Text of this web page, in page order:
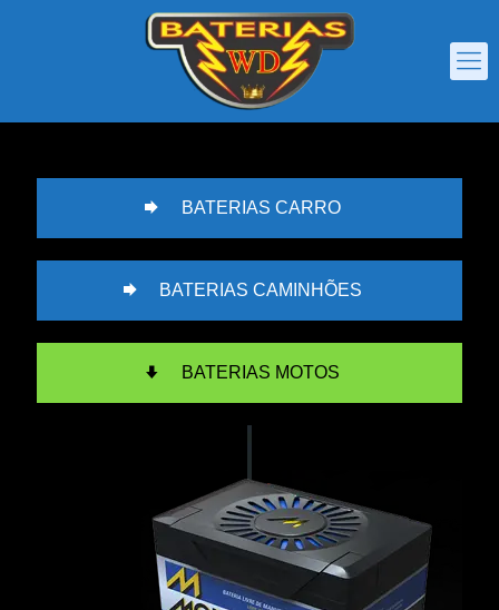
BATERIAS CARRO
BATERIAS CAMINHÕES
BATERIAS MOTOS